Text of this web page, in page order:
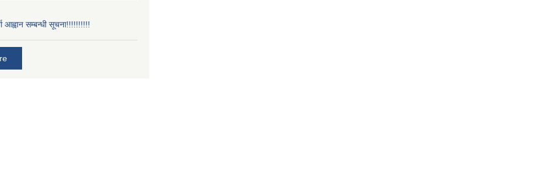
आह्वान सम्बन्धी सूचना!!!!!!!!!!